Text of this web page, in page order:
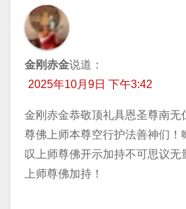
金刚赤金说道：
2025年10月9日 下午3:42
金刚赤金恭敬顶礼具恩圣尊南无
尊佛上师本尊空行护法善神们！
叹上师尊佛开示加持不可思议无
上师尊佛加持！